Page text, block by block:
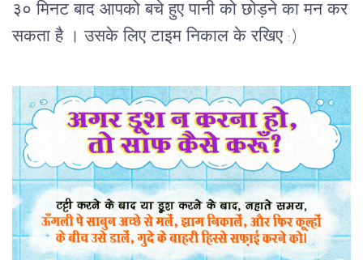
३० मिनट बाद आपको बचे हुए पानी को छोड़ने का मन कर
सकता है । उसके लिए टाइम निकाल के रखिए :)